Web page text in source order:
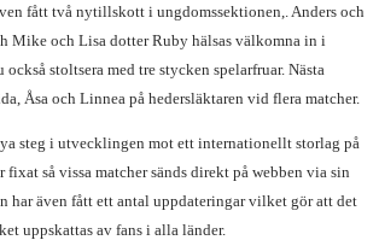
fått två nytillskott i ungdomssektionen,. Anders och
Mike och Lisa dotter Ruby hälsas välkomna in i
stoltsera med tre stycken spelarfruar. Nästa
Åsa och Linnea på hedersläktaren vid flera matcher.
steg i utvecklingen mot ett internationellt storlag på
fixat så vissa matcher sänds direkt på webben via sin
har även fått ett antal uppdateringar vilket gör att det
uppskattas av fans i alla länder.